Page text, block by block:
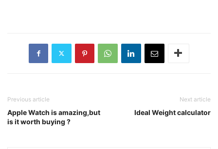
Previous article
Apple Watch is amazing,but
is it worth buying ?
Next article
Ideal Weight calculator